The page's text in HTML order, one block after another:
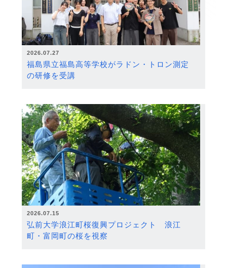
2026.07.27
福島県立福島高等学校がラドン・トロン測定
の研修を受講
2026.07.15
弘前大学浪江町桜復興プロジェクト 浪江
町・富岡町の桜を視察